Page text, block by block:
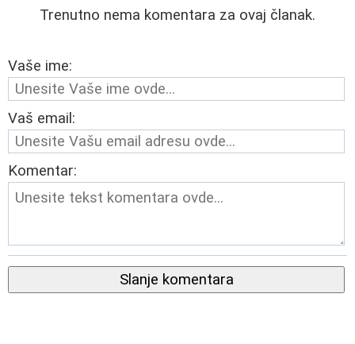
Trenutno nema komentara za ovaj članak.
Vaše ime:
Vaš email:
Komentar:
Slanje komentara